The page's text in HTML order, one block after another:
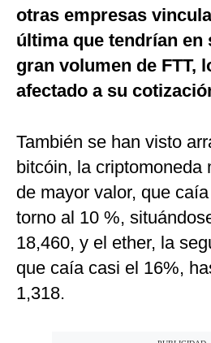
otras empresas
última que tendrían en
gran volumen de FTT,
afectado a su
También se han visto
bitcóin, la criptomoneda
de mayor valor, que
torno al 10 %,
18,460, y el ether, la
que caía casi el 16%,
1,318.